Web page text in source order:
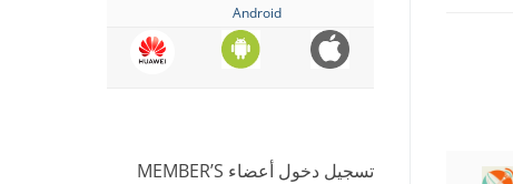
Android
تسجيل دخول أعضاء MEMBER’S